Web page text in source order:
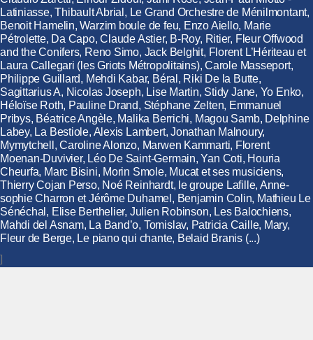
Latiniasse, Thibault Abrial, Le Grand Orchestre de Ménilmontant,
Benoit Hamelin, Warzim boule de feu, Enzo Aiello, Marie
Pétrolette, Da Capo, Claude Astier, B-Roy, Ritier, Fleur Offwood
and the Conifers, Reno Simo, Jack Belghit, Florent L’Hériteau et
Laura Callegari (les Griots Métropolitains), Carole Masseport,
Philippe Guillard, Mehdi Kabar, Béral, Riki De la Butte,
Sagittarius A, Nicolas Joseph, Lise Martin, Stidy Jane, Yo Enko,
Héloïse Roth, Pauline Drand, Stéphane Zelten, Emmanuel
Pribys, Béatrice Angèle, Malika Berrichi, Magou Samb, Delphine
Labey, La Bestiole, Alexis Lambert, Jonathan Malnoury,
Mymytchell, Caroline Alonzo, Marwen Kammarti, Florent
Moenan-Duvivier, Léo De Saint-Germain, Yan Coti, Houria
Cheurfa, Marc Bisini, Morin Smole, Mucat et ses musiciens,
Thierry Cojan Perso, Noé Reinhardt, le groupe Lafille, Anne-
sophie Charron et Jérôme Duhamel, Benjamin Colin, Mathieu Le
Sénéchal, Elise Berthelier, Julien Robinson, Les Balochiens,
Mahdi del Asnam, La Band’o, Tomislav, Patricia Caille, Mary,
Fleur de Berge, Le piano qui chante, Belaid Branis (...)
]